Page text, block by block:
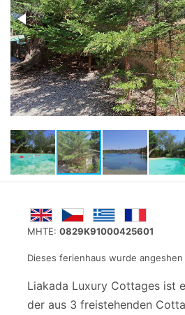
MHTE: 0829K91000425601
Dieses ferienhaus wurde angeshen
Liakada Luxury Cottages ist
der aus 3 freistehenden